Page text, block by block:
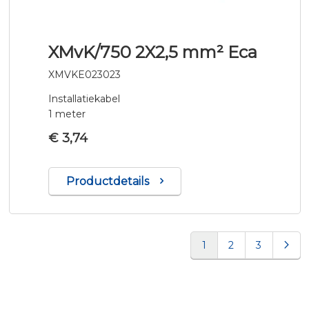
XMvK/750 2X2,5 mm² Eca
XMVKE023023
Installatiekabel
1 meter
€ 3,74
Productdetails
U lees momenteel
1 Pagina
2 Pagina
3